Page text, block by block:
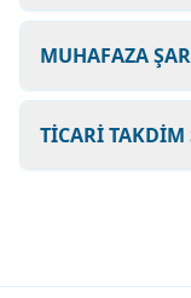
MUHAFAZA
TİCARİ TAKDİM